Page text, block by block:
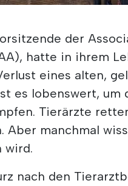
der
hatte in ihrem
eines alten,
es lobenswert, um
Tierärzte
Aber manchmal
wird.
nach den